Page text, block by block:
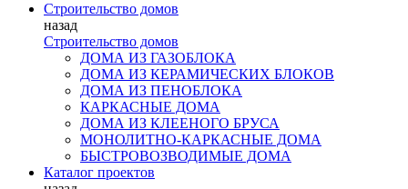
Строительство домов
назад
Строительство домов
ДОМА ИЗ ГАЗОБЛОКА
ДОМА ИЗ КЕРАМИЧЕСКИХ БЛОКОВ
ДОМА ИЗ ПЕНОБЛОКА
КАРКАСНЫЕ ДОМА
ДОМА ИЗ КЛЕЕНОГО БРУСА
МОНОЛИТНО-КАРКАСНЫЕ ДОМА
БЫСТРОВОЗВОДИМЫЕ ДОМА
Каталог проектов